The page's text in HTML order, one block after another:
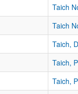
Taich
Taich
Taich,
Taich,
Taich,